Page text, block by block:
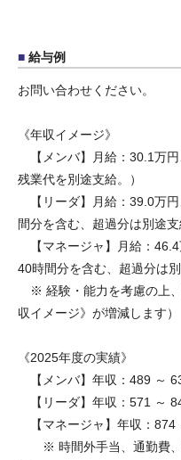
給与例
お問い合わせください。
《年収イメージ》
【メンバ】月給：30.1万円
残業代を別途支給。）
【リーダ】月給：39.0万
間分を含む、超過分は別途支
【マネージャ】月給：
40時間分を含む、超過分は別
※ 経験・能力を考慮の上
収イメージ》が増減します）
《2025年度の実績》
【メンバ】年収：489 ～
【リーダ】年収：571 ～
【マネージャ】年収：874
※ 時間外手当、通勤費、